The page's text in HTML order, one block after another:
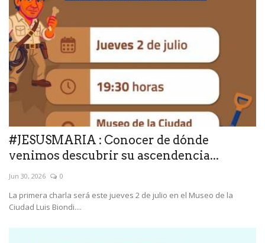
#JESUSMARIA : Conocer de dónde
venimos descubrir su ascendencia...
Jun 30, 2026 0
La primera charla será este jueves 2 de julio en el Museo de la
Ciudad Luis Biondi....